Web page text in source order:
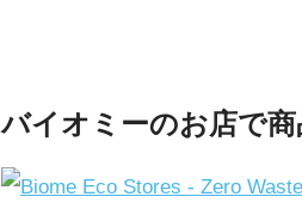
バイオミーのお店で